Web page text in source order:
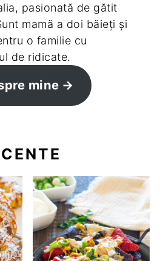
pasionată de gătit
mamă a doi băieți și
o familie cu
de ridicate.
mine